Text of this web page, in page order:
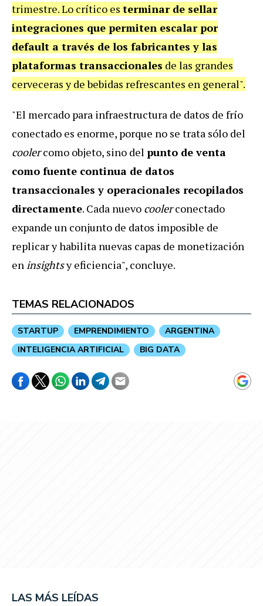
trimestre. Lo crítico es terminar de sellar
integraciones que permiten escalar por
default a través de los fabricantes y las
plataformas transaccionales de las grandes
cerveceras y de bebidas refrescantes en general".
"El mercado para infraestructura de datos de frío
conectado es enorme, porque no se trata sólo del
coolercomo objeto, sino del punto de venta
como fuente continua de datos
transaccionales y operacionales recopilados
directamente. Cada nuevo coolerconectado
expande un conjunto de datos imposible de
replicar y habilita nuevas capas de monetización
eninsightsy eficiencia", concluye.
TEMAS RELACIONADOS
STARTUP EMPRENDIMIENTO
ARGENTINA
INTELIGENCIA ARTIFICIAL
BIG DATA
LAS MÁS LEÍDAS